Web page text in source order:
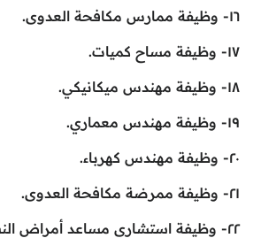
١٦- وظيفة ممارس مكافحة العدوى.
١٧- وظيفة مساح كميات.
١٨- وظيفة مهندس ميكانيكي.
١٩- وظيفة مهندس معماري.
٢٠- وظيفة مهندس كهرباء.
٢١- وظيفة ممرضة مكافحة العدوى.
٢٢- وظيفة استشاري مساعد أمراض النساء والتوليد.